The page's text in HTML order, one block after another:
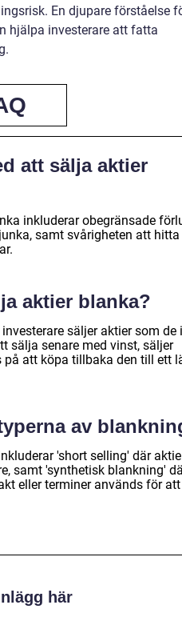
En djupare förståelse
hjälpa investerare att fatta
att sälja aktier
inkluderar obegränsade
samt svårigheten att hitta
aktier blanka?
säljer aktier som de
sälja senare med vinst, säljer
att köpa tillbaka den till ett
av
'short selling' där
samt 'synthetisk blankning'
eller terminer används för att
här